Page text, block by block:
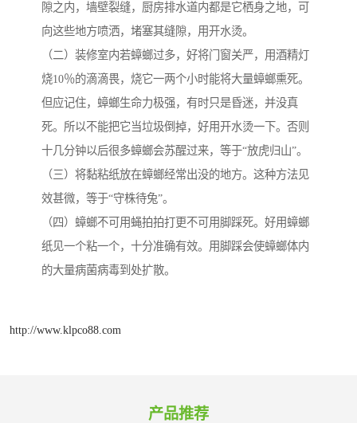
隙之内，墙壁裂缝，厨房排水道内都是它栖身之地，可
向这些地方喷洒，堵塞其缝隙，用开水烫。
（二）装修室内若蟑螂过多，好将门窗关严，用酒精灯
烧10％的滴滴畏，烧它一两个小时能将大量蟑螂熏死。
但应记住，蟑螂生命力极强，有时只是昏迷，并没真
死。所以不能把它当垃圾倒掉，好用开水烫一下。否则
十几分钟以后很多蟑螂会苏醒过来，等于“放虎归山”。
（三）将黏粘纸放在蟑螂经常出没的地方。这种方法见
效甚微，等于“守株待兔”。
（四）蟑螂不可用蝇拍拍打更不可用脚踩死。好用蟑螂
纸见一个粘一个，十分准确有效。用脚踩会使蟑螂体内
的大量病菌病毒到处扩散。
http://www.klpco88.com
产品推荐